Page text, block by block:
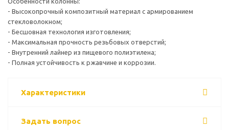
- Высокопрочный композитный материал с армированием
стекловолокном;
- Бесшовная технология изготовления;
- Максимальная прочность резьбовых отверстий;
- Внутренний лайнер из пищевого полиэтилена;
- Полная устойчивость к ржавчине и коррозии.
Характеристики
Задать вопрос